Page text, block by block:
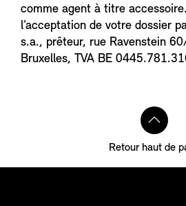
comme agent à titre
l’acceptation de votre dossier
s.a., prêteur, rue Ravenstein
Bruxelles, TVA BE
Retour haut de